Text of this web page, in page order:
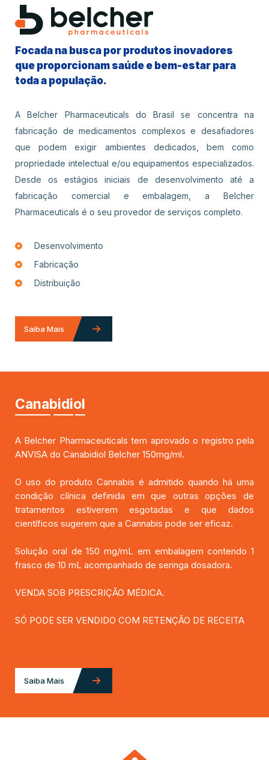
Focada na busca por produtos inovadores
que proporcionam saúde e bem-estar para
toda a população.
A Belcher Pharmaceuticals do Brasil se concentra na
fabricação de medicamentos complexos e desafiadores
que podem exigir ambientes dedicados, bem como
propriedade intelectual e/ou equipamentos especializados.
Desde os estágios iniciais de desenvolvimento até a
fabricação comercial e embalagem, a Belcher
Pharmaceuticals é o seu provedor de serviços completo.
Desenvolvimento
Fabricação
Distribuição
Saiba Mais
Canabidiol
A Belcher Pharmaceuticals tem aprovado o registro pela
ANVISA do Canabidiol Belcher 150mg/ml.
O uso do produto Cannabis é admitido quando há uma
condição clínica definida em que outras opções de
tratamentos estiverem esgotadas e que dados
científicos sugerem que a Cannabis pode ser eficaz.
Solução oral de 150 mg/mL em embalagem contendo 1
frasco de 10 mL acompanhado de seringa dosadora.
VENDA SOB PRESCRIÇÃO MÉDICA.
SÓ PODE SER VENDIDO COM RETENÇÃO DE RECEITA
Saiba Mais